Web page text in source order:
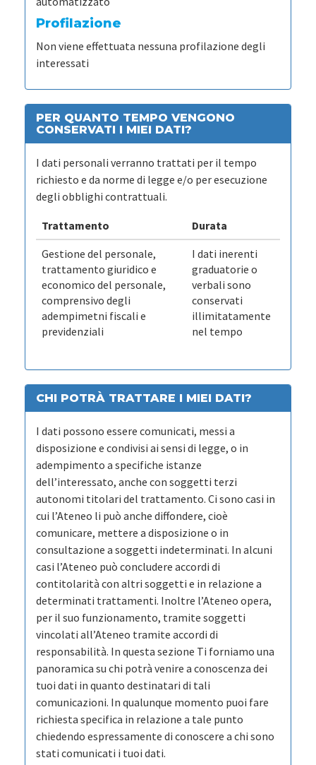
Profilazione
Non viene effettuata nessuna profilazione degli
interessati
PER QUANTO TEMPO VENGONO
CONSERVATI I MIEI DATI?
I dati personali verranno trattati per il tempo
richiesto e da norme di legge e/o per esecuzione
degli obblighi contrattuali.
Trattamento
Durata
Gestione del personale,
trattamento giuridico e
economico del personale,
comprensivo degli
adempimetni fiscali e
previdenziali
I dati inerenti
graduatorie o
verbali sono
conservati
illimitatamente
nel tempo
CHI POTRÀ TRATTARE I MIEI DATI?
I dati possono essere comunicati, messi a
disposizione e condivisi ai sensi di legge, o in
adempimento a specifiche istanze
dell’interessato, anche con soggetti terzi
autonomi titolari del trattamento. Ci sono casi in
cui l’Ateneo li può anche diffondere, cioè
comunicare, mettere a disposizione o in
consultazione a soggetti indeterminati. In alcuni
casi l’Ateneo può concludere accordi di
contitolarità con altri soggetti e in relazione a
determinati trattamenti. Inoltre l’Ateneo opera,
per il suo funzionamento, tramite soggetti
vincolati all’Ateneo tramite accordi di
responsabilità. In questa sezione Ti forniamo una
panoramica su chi potrà venire a conoscenza dei
tuoi dati in quanto destinatari di tali
comunicazioni. In qualunque momento puoi fare
richiesta specifica in relazione a tale punto
chiedendo espressamente di conoscere a chi sono
stati comunicati i tuoi dati.